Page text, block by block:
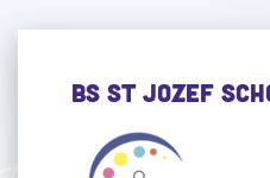
BS St Jozef